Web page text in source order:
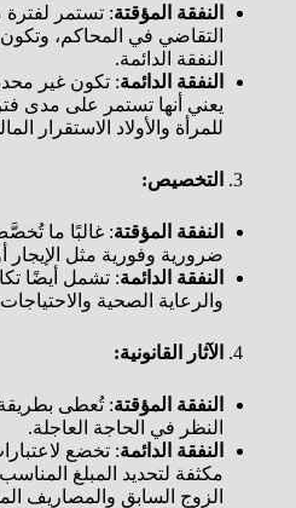
النفقة المؤقتة: تستمر
التقاضي في المحاكم،
النفقة الدائمة.
النفقة الدائمة: تكون غير
يعني أنها تستمر على مدى
للمرأة والأولاد الاستقرار
التخصيص:
النفقة المؤقتة: غالبًا ما
ضرورية وفورية مثل الإيجار
النفقة الدائمة: تشمل أيضًا
والرعاية الصحية
الآثار القانونية:
النفقة المؤقتة: تُعطى
النظر في الحاجة العاجلة.
النفقة الدائمة: تخضع
مكثفة لتحديد المبلغ
الزوج السابق والمصاريف